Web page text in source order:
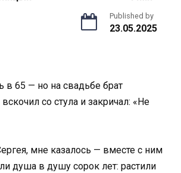
Published by
23.05.2025
в 65 — но на свадьбе брат
со стула и закричал: «Не
мне казалось — вместе с ним
душа в душу сорок лет: растили